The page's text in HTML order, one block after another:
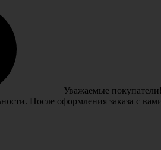
Уважаемые
После оформления заказа с